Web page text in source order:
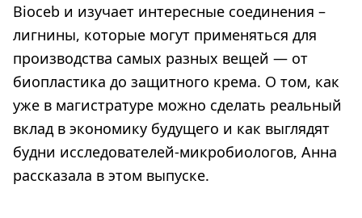
Bioceb и изучает интересные соединения –
лигнины, которые могут применяться для
производства самых разных вещей — от
биопластика до защитного крема. О том, как
уже в магистратуре можно сделать реальный
вклад в экономику будущего и как выглядят
будни исследователей-микробиологов, Анна
рассказала в этом выпуске.